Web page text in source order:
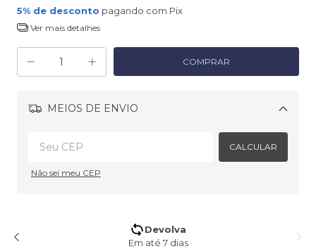
5% de desconto pagando com Pix
Ver mais detalhes
MEIOS DE ENVIO
Alterar CEP
CALCULAR
Não sei meu CEP
5% de desconto no Pix
Pagando no Pix